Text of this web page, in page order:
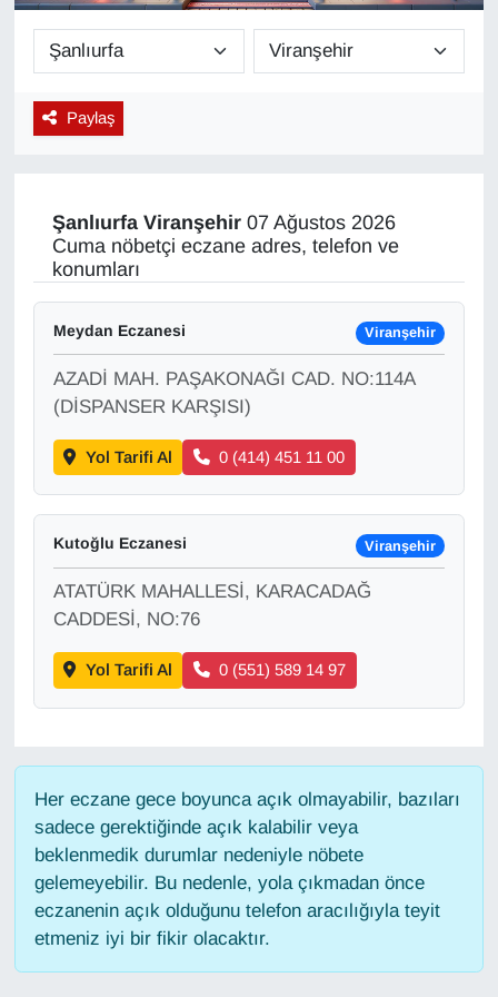
Paylaş
Şanlıurfa Viranşehir07 Ağustos 2026
Cuma nöbetçi eczane adres, telefon ve
konumları
Meydan Eczanesi Viranşehir
AZADİ MAH. PAŞAKONAĞI CAD. NO:114A
(DİSPANSER KARŞISI)
Yol Tarifi Al 0 (414) 451 11 00
Kutoğlu Eczanesi Viranşehir
ATATÜRK MAHALLESİ, KARACADAĞ
CADDESİ, NO:76
Yol Tarifi Al 0 (551) 589 14 97
Her eczane gece boyunca açık olmayabilir, bazıları
sadece gerektiğinde açık kalabilir veya
beklenmedik durumlar nedeniyle nöbete
gelemeyebilir. Bu nedenle, yola çıkmadan önce
eczanenin açık olduğunu telefon aracılığıyla teyit
etmeniz iyi bir fikir olacaktır.
Diğer
DÜNYA
EKONOMİ
Eleman
Emlak
En çok konuşulanlar
GENEL
Güncel
Gündem
Haber
HABERDE İNSAN
Kamu Alımları
Kim Kimdir?
Kültür & Sanat